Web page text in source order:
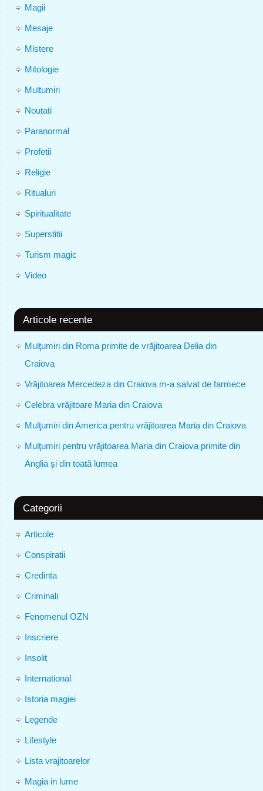
Magii
Mesaje
Mistere
Mitologie
Multumiri
Noutati
Paranormal
Profetii
Religie
Ritualuri
Spiritualitate
Superstitii
Turism magic
Video
Articole recente
Mulţumiri din Roma primite de vrăjitoarea Delia din
Craiova
Vrăjitoarea Mercedeza din Craiova m-a salvat de farmece
Celebra vrăjitoare Maria din Craiova
Mulţumiri din America pentru vrăjitoarea Maria din Craiova
Mulţumiri pentru vrăjitoarea Maria din Craiova primite din
Anglia și din toată lumea
Categorii
Articole
Conspiratii
Credinta
Criminali
Fenomenul OZN
Inscriere
Insolit
International
Istoria magiei
Legende
Lifestyle
Lista vrajitoarelor
Magia in lume